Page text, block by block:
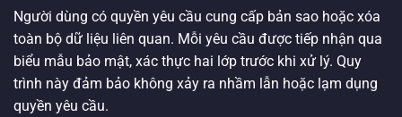
Người dùng có quyền yêu cầu cung cấp bản sao hoặc xóa
toàn bộ dữ liệu liên quan. Mỗi yêu cầu được tiếp nhận qua
biểu mẫu bảo mật, xác thực hai lớp trước khi xử lý. Quy
trình này đảm bảo không xảy ra nhầm lẫn hoặc lạm dụng
quyền yêu cầu.